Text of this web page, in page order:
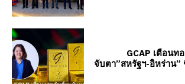
GCAP เตือนท
จับตา”สหรัฐฯ-อิหร่าน”